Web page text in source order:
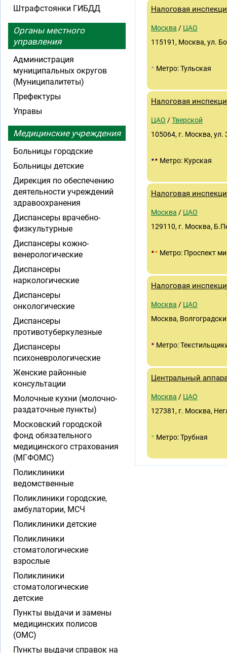
Налоговая
Москва / ЦАО
115191, Москва, ул.
• Метро: Тульская
Налоговая
ЦАО /Тверской
105064, г. Москва, ул.
•• Метро: Курская
Налоговая
Москва / ЦАО
129110, г. Москва,
•• Метро: Проспект
Налоговая
Москва / ЦАО
Москва,
• Метро:
Центральный
Москва / ЦАО
127381, г. Москва,
• Метро: Трубная
Штрафстоянки ГИБДД
Органы местного
управления
Администрация
муниципальных округов
(Муниципалитеты)
Префектуры
Управы
Медицинские учреждения
Больницы городские
Больницы детские
Дирекция по обеспечению
деятельности учреждений
здравоохранения
Диспансеры врачебно-
физкультурные
Диспансеры кожно-
венерологические
Диспансеры
наркологические
Диспансеры
онкологические
Диспансеры
противотуберкулезные
Диспансеры
психоневрологические
Женские районные
консультации
Молочные кухни (молочно-
раздаточные пункты)
Московский городской
фонд обязательного
медицинского страхования
(МГФОМС)
Поликлиники
ведомственные
Поликлиники городские,
амбулатории, МСЧ
Поликлиники детские
Поликлиники
стоматологические
взрослые
Поликлиники
стоматологические
детские
Пункты выдачи и замены
медицинских полисов
(ОМС)
Пункты выдачи справок на